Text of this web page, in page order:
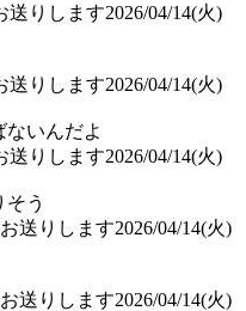
送りします2026/04/14(火)
送りします2026/04/14(火)
ないんだよ
送りします2026/04/14(火)
う
送りします2026/04/14(火)
送りします2026/04/14(火)